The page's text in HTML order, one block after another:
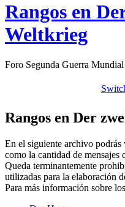
Rangos en
Weltkrieg
Foro Segunda Guerra Mundial
Rangos en Der
En el siguiente archivo
como la cantidad de mensajes
Queda terminantemente
utilizadas para la elaboración
Para más información sobre